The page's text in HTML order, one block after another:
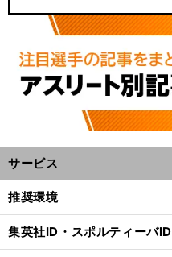
サービス
推奨環境
集英社ID・スポルティーバ